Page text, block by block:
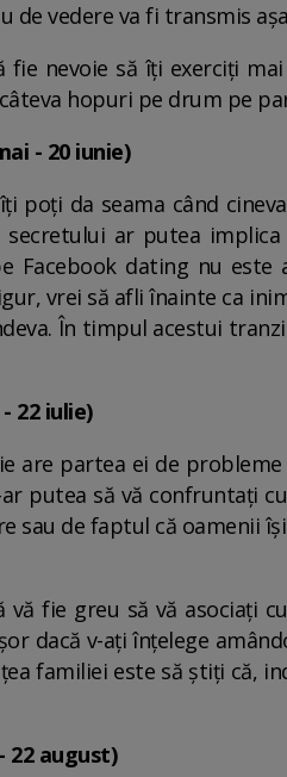
de vedere va fi transmis
fie nevoie să îți exerciți
hopuri pe drum pe
- 20 iunie)
poți da seama când
secretului ar putea
Facebook dating nu
vrei să afli înainte ca
În timpul acestui
22 iulie)
are partea ei de
ar putea să vă confruntați
sau de faptul că oamenii
vă fie greu să vă asociați
dacă v-ați înțelege
familiei este să știți că,
22 august)